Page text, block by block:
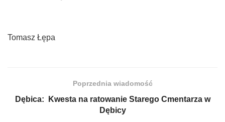
Tomasz Łępa
Poprzednia wiadomość
Dębica: Kwesta na ratowanie Starego Cmentarza w
Dębicy